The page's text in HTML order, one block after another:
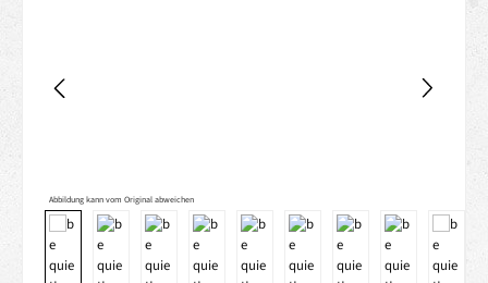
Abbildung kann vom Original abweichen